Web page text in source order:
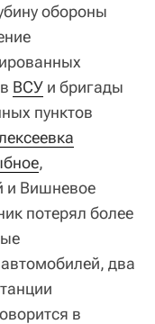
обороны
ВСУ и бригады
пунктов
,
и Вишневое
потерял более
два
в